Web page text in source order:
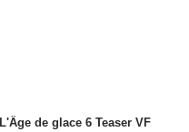
L'Âge de glace 6 Teaser VF